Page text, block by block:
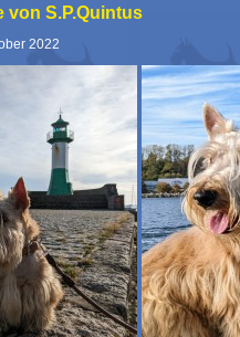
von S.P.Quintus
2022